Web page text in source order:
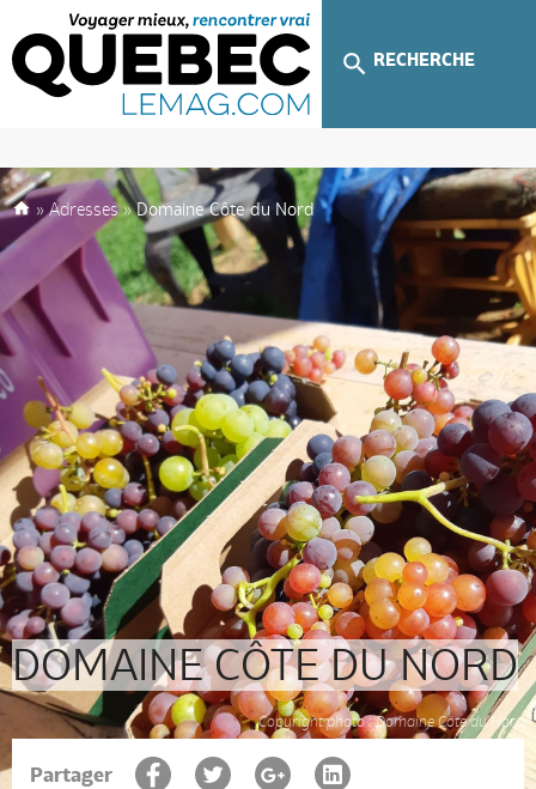
RECHERCHE
»Adresses»Domaine Côte du Nord
DOMAINE CÔTE DU NORD
Copyright photo : Domaine Côte du Nord
Partager